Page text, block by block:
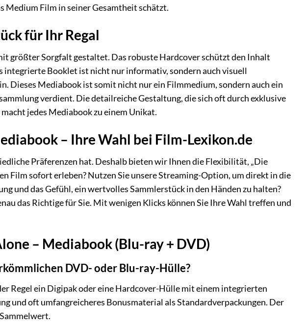
Medium Film in seiner Gesamtheit schätzt.
für Ihr Regal
größter Sorgfalt gestaltet. Das robuste Hardcover schützt den Inhalt
integrierte Booklet ist nicht nur informativ, sondern auch visuell
Dieses Mediabook ist somit nicht nur ein Filmmedium, sondern auch ein
verdient. Die detailreiche Gestaltung, die sich oft durch exklusive
jedes Mediabook zu einem Unikat.
– Ihre Wahl bei Film-Lexikon.de
Präferenzen hat. Deshalb bieten wir Ihnen die Flexibilität, „Die
Film sofort erleben? Nutzen Sie unsere Streaming-Option, um direkt in die
und das Gefühl, ein wertvolles Sammlerstück in den Händen zu halten?
das Richtige für Sie. Mit wenigen Klicks können Sie Ihre Wahl treffen und
– Mediabook (Blu-ray + DVD)
DVD- oder Blu-ray-Hülle?
Regel ein Digipak oder eine Hardcover-Hülle mit einem integrierten
und oft umfangreicheres Bonusmaterial als Standardverpackungen. Der